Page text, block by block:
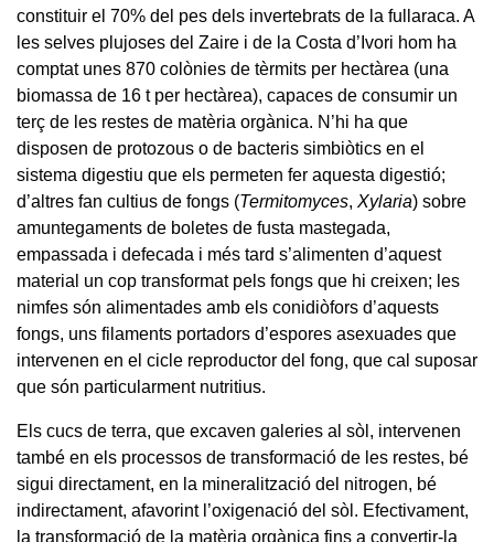
constituir el 70% del pes dels invertebrats de la fullaraca. A
les selves plujoses del Zaire i de la Costa d’Ivori hom ha
comptat unes 870 colònies de tèrmits per hectàrea (una
biomassa de 16 t per hectàrea), capaces de consumir un
terç de les restes de matèria orgànica. N’hi ha que
disposen de protozous o de bacteris simbiòtics en el
sistema digestiu que els permeten fer aquesta digestió;
d’altres fan cultius de fongs (Termitomyces, Xylaria) sobre
amuntegaments de boletes de fusta mastegada,
empassada i defecada i més tard s’alimenten d’aquest
material un cop transformat pels fongs que hi creixen; les
nimfes són alimentades amb els conidiòfors d’aquests
fongs, uns filaments portadors d’espores asexuades que
intervenen en el cicle reproductor del fong, que cal suposar
que són particularment nutritius.
Els cucs de terra, que excaven galeries al sòl, intervenen
també en els processos de transformació de les restes, bé
sigui directament, en la mineralització del nitrogen, bé
indirectament, afavorint l’oxigenació del sòl. Efectivament,
la transformació de la matèria orgànica fins a convertir-la